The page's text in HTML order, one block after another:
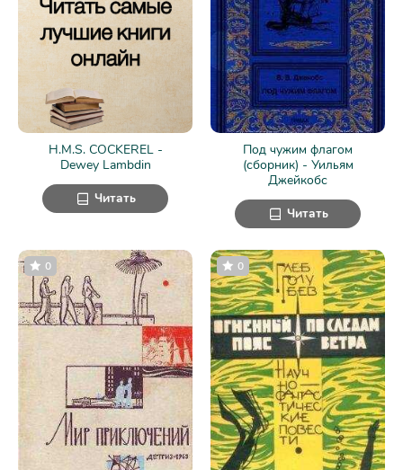
H.M.S. COCKEREL -
Dewey Lambdin
Читать
Под чужим флагом
(сборник) - Уильям
Джейкобс
Читать
0 0